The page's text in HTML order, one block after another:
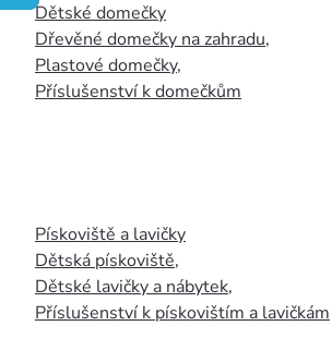
Dětské domečky
Dřevěné domečky na zahradu,
Plastové domečky,
Příslušenství k domečkům
Pískoviště a lavičky
Dětská pískoviště,
Dětské lavičky a nábytek,
Příslušenství k pískovištím a lavičkám